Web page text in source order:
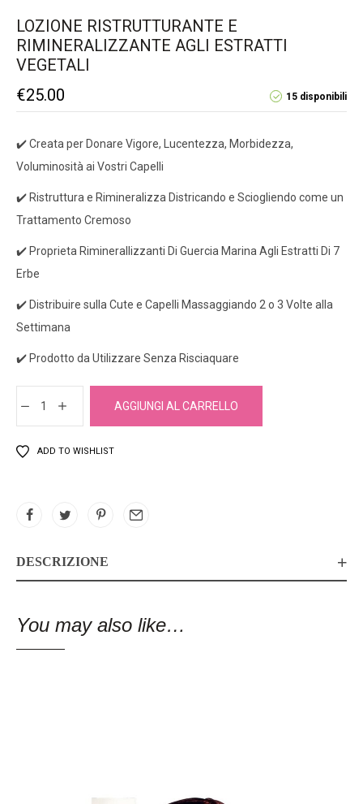
LOZIONE RISTRUTTURANTE E
RIMINERALIZZANTE AGLI ESTRATTI
VEGETALI
15 disponibili
€25.00
✔️ Creata per Donare Vigore, Lucentezza, Morbidezza,
Voluminosità ai Vostri Capelli
✔️ Ristruttura e Rimineralizza Districando e Sciogliendo come un
Trattamento Cremoso
✔️ Proprieta Riminerallizzanti Di Guercia Marina Agli Estratti Di 7
Erbe
✔️ Distribuire sulla Cute e Capelli Massaggiando 2 o 3 Volte alla
Settimana
✔️ Prodotto da Utilizzare Senza Risciaquare
AGGIUNGI AL CARRELLO
ADD TO WISHLIST
DESCRIZIONE
You may also like…